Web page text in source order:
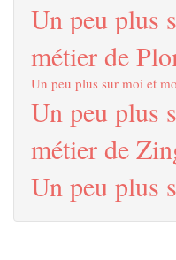
Un peu plus
métier de
Un peu plus sur moi et
Un peu plus
métier de
Un peu plus